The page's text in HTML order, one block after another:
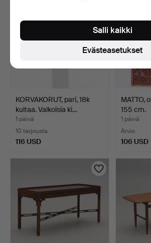
KORVAKORUT, pari, 18k
kultaa. Valkoisia ki…
1 päivä
10 tarjousta
116 USD
MATTO,
155 cm.
1 päivä
Arvio
106 USD
Evästeasetukset
Salli kaikki